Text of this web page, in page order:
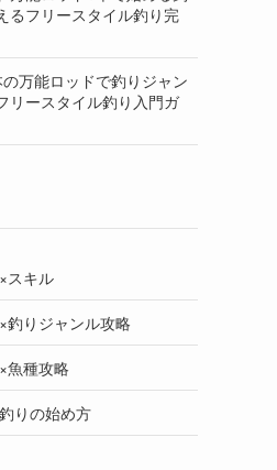
るフリースタイル釣り完
の万能ロッドで釣りジャン
リースタイル釣り入門ガ
スキル
釣りジャンル攻略
魚種攻略
りの始め方